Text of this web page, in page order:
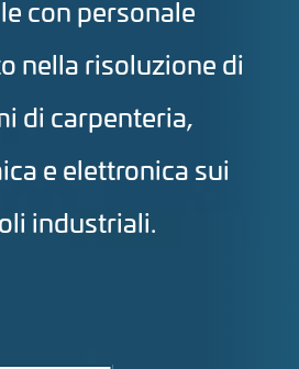
con personale
nella risoluzione di
di carpenteria,
e elettronica sui
industriali.